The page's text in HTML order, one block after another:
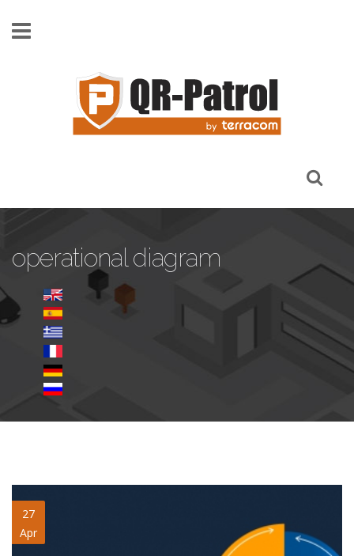
operational diagram
27
Apr
Operational-Diagram-bp.jpg